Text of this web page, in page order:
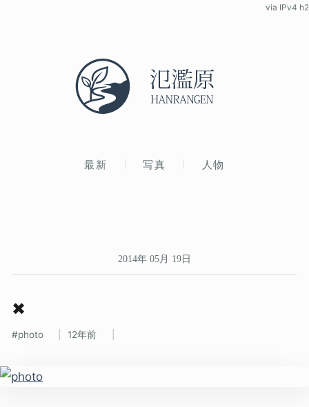
最新 写真 人物
via IPv4 h2
2014年 05月 19日
✖
photo 12年前